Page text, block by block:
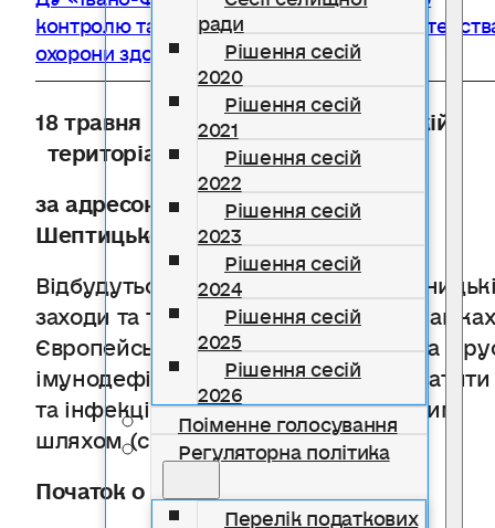
ради
Рішення сесій
2020
Рішення сесій
2021
Рішення сесій
2022
Рішення сесій
2023
Рішення сесій
2024
Рішення сесій
2025
Рішення сесій
2026
Поіменне голосування
Регуляторна політика
Перелік податкових
контролю та профілактики хвороб
охорони здоров'я»
18травня 202 6рокууСолотвинській
територіальній громаді
за адресою с елоМаркова,вул.
Шептицького 42Б
Відбудуться інформаційно-
заходи та тестування населення в
Європейського тижня тестування на
імунодефіциту людини, вірусні гепатити
та інфекції, що передаються статевим
шляхом (сифіліс).
Початок о 10.00 годині